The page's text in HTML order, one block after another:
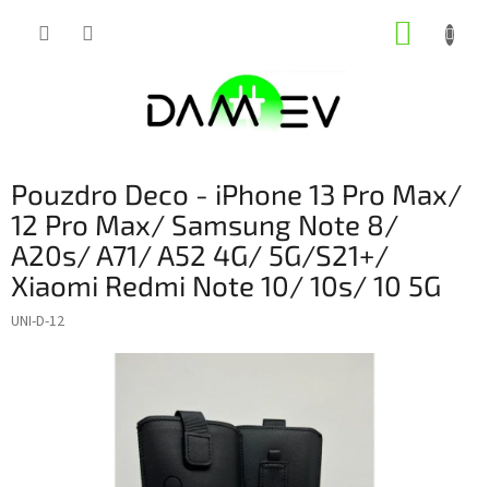
Pouzdro Deco - iPhone 13 Pro Max/
12 Pro Max/ Samsung Note 8/
A20s/ A71/ A52 4G/ 5G/S21+/
Xiaomi Redmi Note 10/ 10s/ 10 5G
UNI-D-12